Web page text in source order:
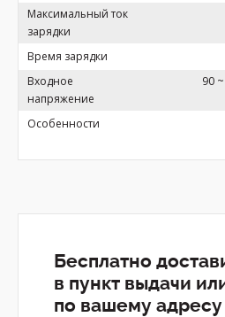
Максимальный ток
зарядки
Время зарядки
Входное
напряжение
90
Особенности
Бесплатно
в пункт выдачи
по вашему адресу